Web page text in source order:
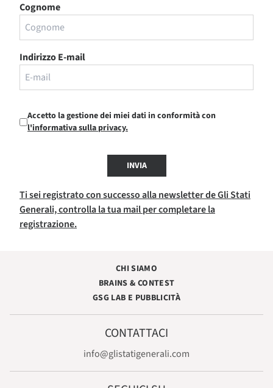
Cognome
Indirizzo E-mail
Accetto la gestione dei miei dati in conformità con
l'informativa sulla privacy.
INVIA
Ti sei registrato con successo alla newsletter de Gli Stati
Generali, controlla la tua mail per completare la
registrazione.
CHI SIAMO
BRAINS & CONTEST
GSG LAB E PUBBLICITÀ
CONTATTACI
info@glistatigenerali.com